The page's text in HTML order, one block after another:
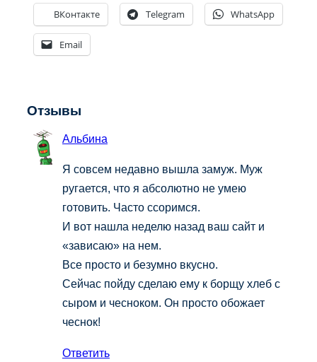
ВКонтакте Telegram WhatsApp
Email
Отзывы
Альбина
Я совсем недавно вышла замуж. Муж
ругается, что я абсолютно не умею
готовить. Часто ссоримся.
И вот нашла неделю назад ваш сайт и
«зависаю» на нем.
Все просто и безумно вкусно.
Сейчас пойду сделаю ему к борщу хлеб с
сыром и чесноком. Он просто обожает
чеснок!
Ответить